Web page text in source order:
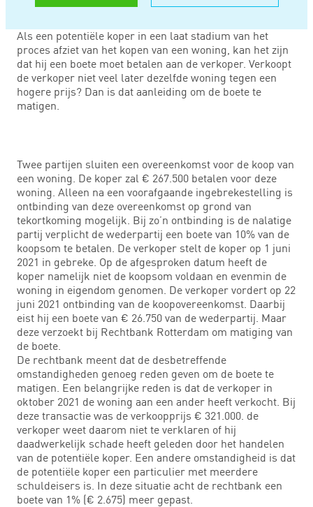
Als een potentiële koper in een laat stadium van het
proces afziet van het kopen van een woning, kan het zijn
dat hij een boete moet betalen aan de verkoper. Verkoopt
de verkoper niet veel later dezelfde woning tegen een
hogere prijs? Dan is dat aanleiding om de boete te
matigen.
Twee partijen sluiten een overeenkomst voor de koop van
een woning. De koper zal € 267.500 betalen voor deze
woning. Alleen na een voorafgaande ingebrekestelling is
ontbinding van deze overeenkomst op grond van
tekortkoming mogelijk. Bij zo’n ontbinding is de nalatige
partij verplicht de wederpartij een boete van 10% van de
koopsom te betalen. De verkoper stelt de koper op 1 juni
2021 in gebreke. Op de afgesproken datum heeft de
koper namelijk niet de koopsom voldaan en evenmin de
woning in eigendom genomen. De verkoper vordert op 22
juni 2021 ontbinding van de koopovereenkomst. Daarbij
eist hij een boete van € 26.750 van de wederpartij. Maar
deze verzoekt bij Rechtbank Rotterdam om matiging van
de boete.
De rechtbank meent dat de desbetreffende
omstandigheden genoeg reden geven om de boete te
matigen. Een belangrijke reden is dat de verkoper in
oktober 2021 de woning aan een ander heeft verkocht. Bij
deze transactie was de verkoopprijs € 321.000. de
verkoper weet daarom niet te verklaren of hij
daadwerkelijk schade heeft geleden door het handelen
van de potentiële koper. Een andere omstandigheid is dat
de potentiële koper een particulier met meerdere
schuldeisers is. In deze situatie acht de rechtbank een
boete van 1% (€ 2.675) meer gepast.